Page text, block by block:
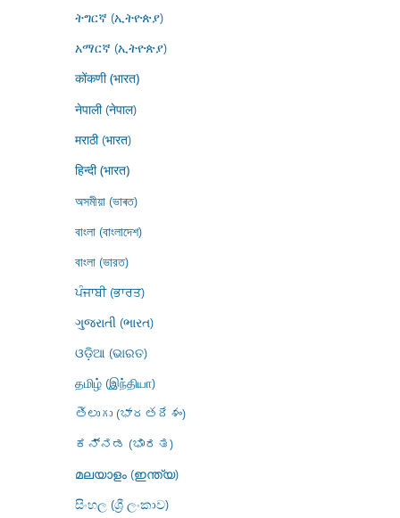
ትግርኛ (ኢትዮጵያ)
አማርኛ (ኢትዮጵያ)
कोंकणी (भारत)
नेपाली (नेपाल)
मराठी (भारत)
हिन्दी (भारत)
অসমীয়া (ভাৰত)
বাংলা (বাংলাদেশ)
বাংলা (ভারত)
ਪੰਜਾਬੀ (ਭਾਰਤ)
ગુજરાતી (ભારત)
ଓଡ଼ିଆ (ଭାରତ)
தமிழ் (இந்தியா)
తెలుగు (భారతదేశం)
ಕನ್ನಡ (ಭಾರತ)
മലയാളം (ഇന്ത്യ)
සිංහල (ශ්‍රී ලංකාව)